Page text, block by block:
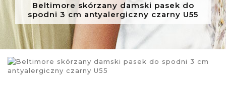
Beltimore skórzany damski pasek do
spodni 3 cm antyalergiczny czarny U55